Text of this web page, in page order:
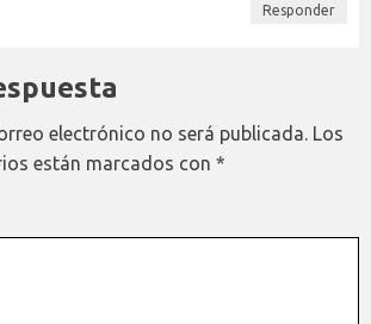
Responder
electrónico no será publicada. Los
están marcados con *